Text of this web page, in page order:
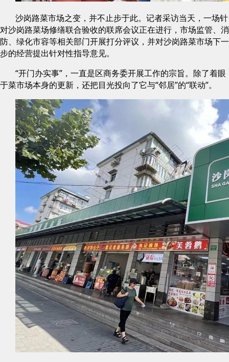
沙岗路菜市场之变，并不止步于此。记者采访当天，一场针
对沙岗路菜场修缮联合验收的联席会议正在进行，市场监管、消
防、绿化市容等相关部门开展打分评议，并对沙岗路菜市场下一
步的经营提出针对性指导意见。
“开门办实事”，一直是区商务委开展工作的宗旨。除了着眼
于菜市场本身的更新，还把目光投向了它与“邻居”的“联动”。